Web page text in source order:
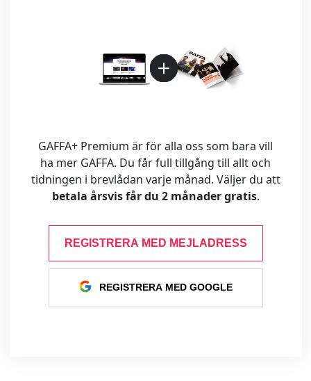
GAFFA+ Premium är för alla oss som bara vill
ha mer GAFFA. Du får full tillgång till allt och
tidningen i brevlådan varje månad. Väljer du att
betala årsvis får du 2 månader gratis.
REGISTRERA MED MEJLADRESS
REGISTRERA MED GOOGLE